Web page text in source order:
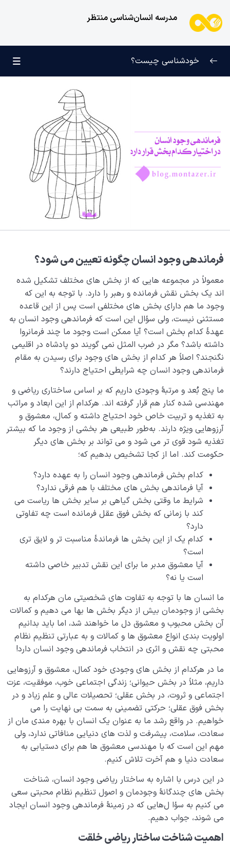
مدرسه انسان‌شناسی منتظر
کودک عزیز روان
انسان و میل بی‌نهایت 0/12
انسان چه چیزی نیست؟ 0/24
معشوق حقیقی انسان کیست و معنای اله در لا اله الا الله
چیست؟
معنای حب چیست و محبوب حقیقی ما به عنوان یک انسان
اولویت های ما چیست؟ شکل گیری نظام محبتی ما چگونه
اتفاق می افتد؟
ویژگی های نظام محبتی سالم چیست؟ اولویت‌ اول خود را
چگونه انتخاب کنیم؟
عشق حقیقی چیست، انسان عاشق کیست و معشوق انسان
چه کسی است؟
فرماندهی وجود انسان در اختیار کدام بخش قرار دارد؟
خودفراموشی چیست، ریشه‌ها، پیشگیری و درمان آن چگونه
تفاوت غریزه و فطرت چیست، آیا انسان هم غریزه دارد؟
آیا علتی برای تفاوت انسان با سایر موجودات وجود دارد؟
معصومیت یعنی چه؟ چه دلیلی برای عصمت فرشتگان
وجود دارد؟
اشتراک انسان با سایر موجودات|عاملی برای درک بهتر از
ساختار نفس انسان
حضور و فعالیت فوق عقل به کارهای دنیایی ما قیمت
انسانی می‌ دهد
جسم مرکب روح است یعنی چه، جسم و روح چه رابطه‌ ای
باهم دارند؟
بخش وجود ما معشوقی دارد؟
بالاترین لذت؛ معیاری که میزان سلامت قلب ما را مشخص
می کند!
موضوع تفکر در رسیدن یا نرسیدن ما به مقصد چه نقشی
دارد؟
تفکر مثبت و سازنده چه تفکری است و چه آثاری دارد؟
مهم‌ترین اصول و قواعد تفکر چیست، چگونه فکر کنیم؟
آیا انسان اشرف مخلوقات است، چه عاملی انسان را متفاوت
می‌ کند؟
هدف خلقت و جایگاه انسان
خودشناسی چیست؟
فرماندهی وجود انسان چگونه تعیین می‌ شود؟
معمولاً در مجموعه‌ هایی که از بخش‌ های مختلف تشکیل شده‌
اند یک بخش نقش فرمانده و رهبر را دارد. با توجه به این‌ که
وجود ما هم دارای بخش‌ های مختلفی است پس از این قاعده
مستثنی نیست، ولی سؤال این است که فرماندهی وجود انسان به
عهدۀ کدام بخش است؟ آیا ممکن است وجود ما چند فرمانروا
داشته باشد؟ مگر در ضرب‌ المثل نمی‌ گویند دو پادشاه در اقلیمی
نگنجند؟ اصلاً هر کدام از بخش‌ های وجود برای رسیدن به مقام
فرماندهی وجود انسان چه شرایطی احتیاج دارند؟
ما پنج بُعد و مرتبۀ وجودی داریم که بر اساس ساختاری ریاضی و
مهندسی‌ شده کنار هم قرار گرفته‌ اند. هر‌کدام از این ابعاد و مراتب
به تغذیه و تربیت خاص خود احتیاج داشته و کمال‌، معشوق و
آرزوهایی ویژه دارند. به‌طور طبیعی هر بخشی از وجود ما که بیشتر
تغذیه شود قوی‌ تر می‌ شود و می‌ تواند بر بخش‌ های دیگر
حکومت کند. اما از کجا تشخیص بدهیم که؛
کدام بخش فرماندهی وجود انسان را به عهده دارد؟
آیا فرماندهی بخش‌ های مختلف با هم فرقی ندارد؟
شرایط ما وقتی بخش گیاهی بر سایر بخش‌ ها ریاست می‌
کند با زمانی که بخش فوق عقل فرمانده است چه تفاوتی
دارد؟
کدام‌ یک از این بخش‌ ها فرماندۀ مناسبت‌ تر و لایق‌ تری
است؟
آیا معشوق مدبر ما برای این نقش تدبیر خاصی داشته
است یا نه؟
ما انسان‌ ها با توجه به تفاوت‌ های شخصیتی مان هرکدام به
بخشی از وجودمان بیش از دیگر بخش‌ ها بها می‌ دهیم و کمالات
آن بخش محبوب و معشوق دل ما خواهند شد، اما باید بدانیم
اولویت‌ بندی انواع معشوق ها و کمالات و به عبارتی تنظیم نظام
محبتی چه نقش و اثری در انتخاب فرماندهی وجود انسان دارد!
ما در هر‌کدام از بخش های وجودی خود کمال‌، معشوق و آرزوهایی
داریم، مثلاً در بخش حیوانی؛ زندگی اجتماعی خوب، موفقیت، عزت
اجتماعی و ثروت، در بخش عقلی؛ تحصیلات عالی و علم زیاد و در
بخش فوق‌ عقلی؛ حرکتی تضمینی به سمت بی‌ نهایت را می‌
خواهیم. در واقع رشد ما به عنوان یک انسان با بهره‌ مندی مان از
سعادت، سلامت، پیشرفت و لذت‌ های دنیایی منافاتی ندارد، ولی
مهم این است که با مهندسی معشوق ها هم برای دستیابی به
سعادت‌ دنیا و هم آخرت تلاش کنیم.
در این درس با اشاره به ساختار ریاضی وجود انسان، شناخت
بخش‌ های چندگانۀ وجودمان و اصول تنظیم نظام محبتی سعی
می‌ کنیم به سؤا ل‌هایی که در زمینۀ فرماندهی وجود انسان ایجاد
می‌ شوند، جواب دهیم.
اهمیت شناخت ساختار ریاضی خلقت